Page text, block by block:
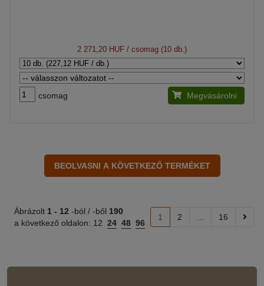
2 271,20 HUF / csomag (10 db.)
csomag Megvásárolni
Ábrázolt 1 - 12 -ból / -ből 190
a következő oldalon: 12 24 48 96
1 2 16